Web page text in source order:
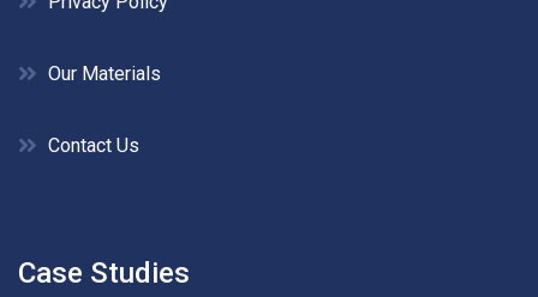
Our Materials
Contact Us
Case Studies